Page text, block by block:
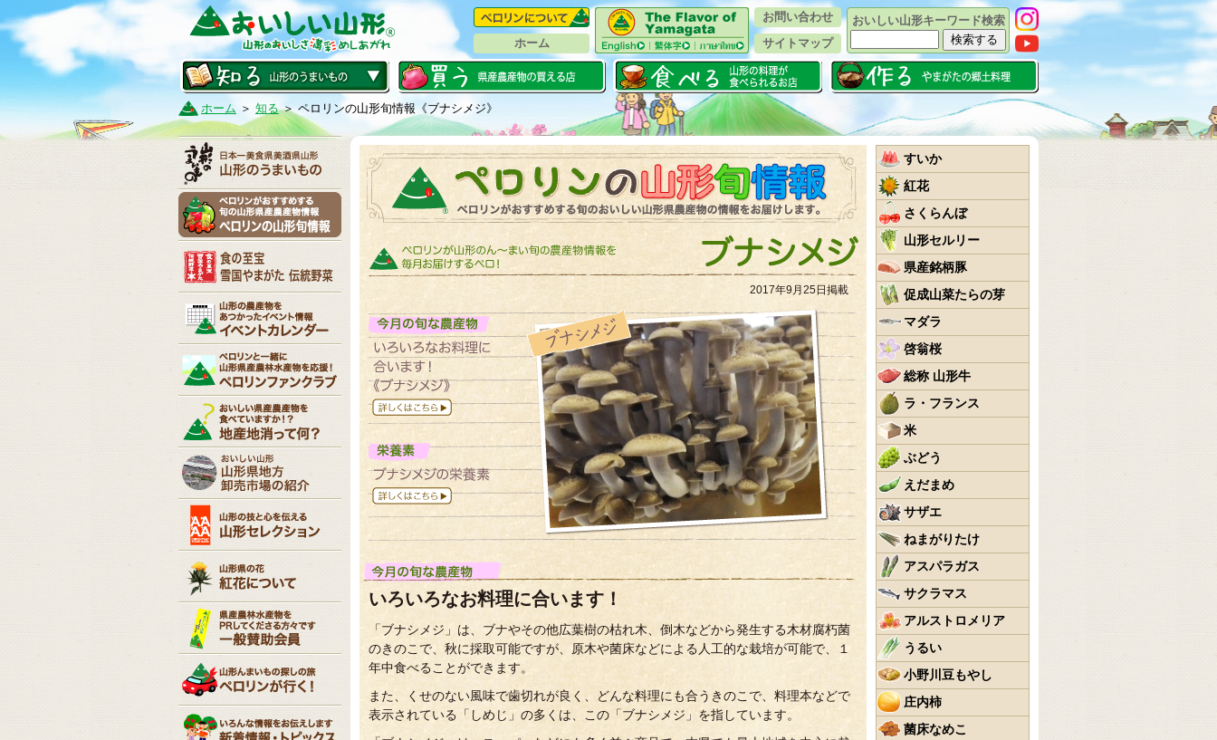
おいしい山形キーワード検索
ホーム
お問い合わせ
サイトマップ
ホーム ＞ 知る＞ ペロリンの山形旬情報《ブナシメジ》
2017年9月25日掲載
いろいろなお料理に合います！
「ブナシメジ」は、ブナやその他広葉樹の枯れ木、倒木などから発生する木材腐朽菌
のきのこで、秋に採取可能ですが、原木や菌床などによる人工的な栽培が可能で、１
年中食べることができます。
また、くせのない風味で歯切れが良く、どんな料理にも合うきのこで、料理本などで
表示されている「しめじ」の多くは、この「ブナシメジ」を指しています。
すいか
紅花
さくらんぼ
山形セルリー
県産銘柄豚
促成山菜たらの芽
マダラ
啓翁桜
総称 山形牛
ラ・フランス
米
ぶどう
えだまめ
サザエ
ねまがりたけ
アスパラガス
サクラマス
アルストロメリア
うるい
小野川豆もやし
庄内柿
菌床なめこ